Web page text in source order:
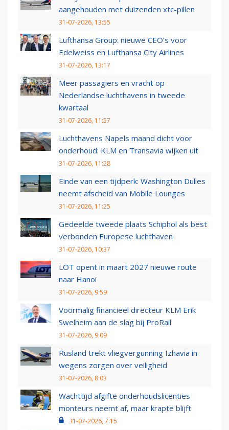
aangehouden met duizenden xtc-pillen
31-07-2026, 13:55
Lufthansa Group: nieuwe CEO’s voor
Edelweiss en Lufthansa City Airlines
31-07-2026, 13:17
Meer passagiers en vracht op
Nederlandse luchthavens in tweede
kwartaal
31-07-2026, 11:57
Luchthavens Napels maand dicht voor
onderhoud: KLM en Transavia wijken uit
31-07-2026, 11:28
Einde van een tijdperk: Washington Dulles
neemt afscheid van Mobile Lounges
31-07-2026, 11:25
Gedeelde tweede plaats Schiphol als best
verbonden Europese luchthaven
31-07-2026, 10:37
LOT opent in maart 2027 nieuwe route
naar Hanoi
31-07-2026, 9:59
Voormalig financieel directeur KLM Erik
Swelheim aan de slag bij ProRail
31-07-2026, 9:09
Rusland trekt vliegvergunning Izhavia in
wegens zorgen over veiligheid
31-07-2026, 8:03
Wachttijd afgifte onderhoudslicenties
monteurs neemt af, maar krapte blijft
31-07-2026, 7:15